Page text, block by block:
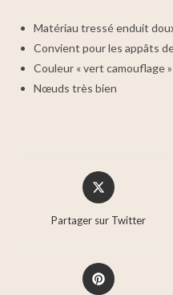
Matériau tressé enduit
Convient pour les appâts
Couleur « vert camouflage
Nœuds très bien
Partager sur Twitter